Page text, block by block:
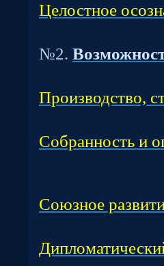
Целостное
№2.
Производство,
Собранность и
Союзное